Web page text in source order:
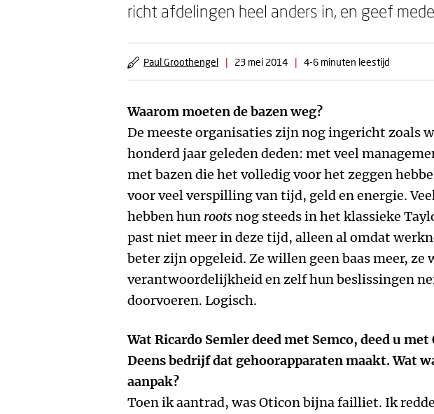
richt afdelingen heel anders in, en geef
Paul Groothengel | 23 mei 2014 | 4-6 minuten leestijd
Waarom moeten de bazen weg?
De meeste organisaties zijn nog ingericht zoals
honderd jaar geleden deden: met veel
met bazen die het volledig voor het zeggen
voor veel verspilling van tijd, geld en energie.
hebben hun roots nog steeds in het klassieke
past niet meer in deze tijd, alleen al omdat
beter zijn opgeleid. Ze willen geen baas meer, ze
verantwoordelijkheid en zelf hun beslissingen
doorvoeren. Logisch.
Wat Ricardo Semler deed met Semco, deed u met
Deens bedrijf dat gehoorapparaten maakt. Wat
aanpak?
Toen ik aantrad, was Oticon bijna failliet. Ik